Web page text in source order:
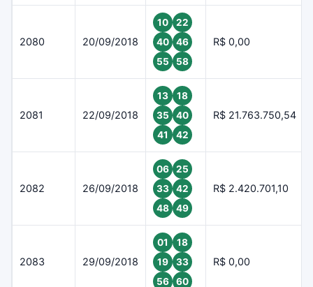
2080 20/09/2018
10
22
40
46
55
58
R$ 0,00
2081 22/09/2018
13
18
35
40
41
42
R$ 21.763.750,54
2082 26/09/2018
06
25
33
42
48
49
R$ 2.420.701,10
2083 29/09/2018
01
18
19
33
56
60
R$ 0,00